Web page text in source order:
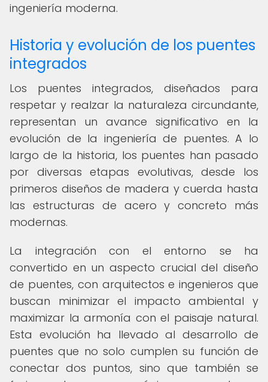
ingeniería moderna.
Historia y evolución de los puentes
integrados
Los puentes integrados, diseñados para
respetar y realzar la naturaleza circundante,
representan un avance significativo en la
evolución de la ingeniería de puentes. A lo
largo de la historia, los puentes han pasado
por diversas etapas evolutivas, desde los
primeros diseños de madera y cuerda hasta
las estructuras de acero y concreto más
modernas.
La integración con el entorno se ha
convertido en un aspecto crucial del diseño
de puentes, con arquitectos e ingenieros que
buscan minimizar el impacto ambiental y
maximizar la armonía con el paisaje natural.
Esta evolución ha llevado al desarrollo de
puentes que no solo cumplen su función de
conectar dos puntos, sino que también se